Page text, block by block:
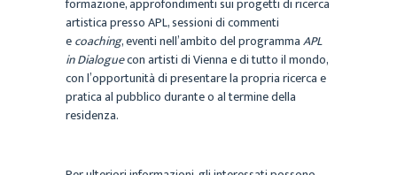
formazione, approfondimenti sui progetti di ricerca
artistica presso APL, sessioni di commenti
ecoaching, eventi nell’ambito del programmaAPL
in Dialoguecon artisti di Vienna e di tutto il mondo,
con l’opportunità di presentare la propria ricerca e
pratica al pubblico durante o al termine della
residenza.